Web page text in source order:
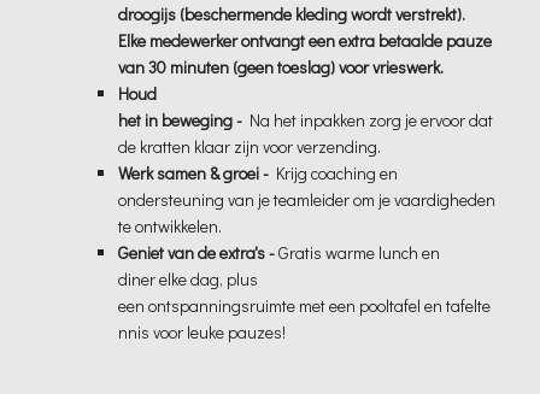
droogijs (beschermende kleding wordt verstrekt).
Elke medewerker ontvangt een extra betaalde pauze
van 30 minuten (geen toeslag) voor vrieswerk.
Houd
het in beweging - Na het inpakken zorg je ervoor dat
de kratten klaar zijn voor verzending.
Werk samen & groei - Krijg coaching en
ondersteuning van je teamleider om je vaardigheden
te ontwikkelen.
Geniet van de extra's -Gratis warme lunch en
diner elke dag, plus
een ontspanningsruimte met een pooltafel en tafelte
nnis voor leuke pauzes!